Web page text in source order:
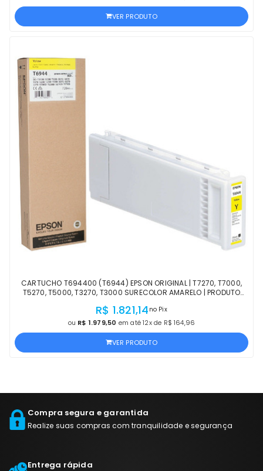
VER PRODUTO
CARTUCHO T694400 (T6944) EPSON ORIGINAL | T7270, T7000,
T5270, T5000, T3270, T3000 SURECOLOR AMARELO | PRODUTO
R$ 1.821,14 no Pix
ou R$ 1.979,50 em até 12x de R$ 164,96
VER PRODUTO
Compra segura e garantida
Realize suas compras com tranquilidade e segurança
Entrega rápida